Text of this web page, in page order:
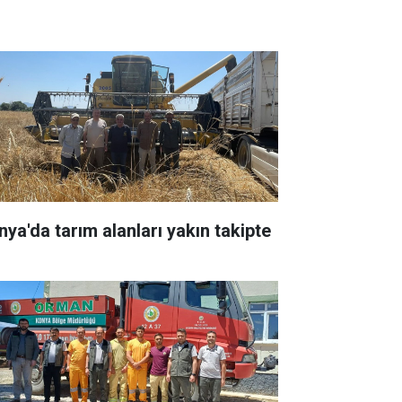
tarım alanları yakın takipte